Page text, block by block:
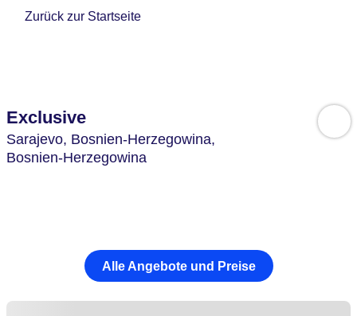
Zurück zur Startseite
Exclusive
Sarajevo, Bosnien-Herzegowina,
Bosnien-Herzegowina
Alle Angebote und Preise